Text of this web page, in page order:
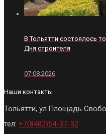
В Тольятти состоялось
Дня строителя
07.08.2026
Наши контакты
Тольятти, ул.Площадь
тел: +7(8482)54-37-32